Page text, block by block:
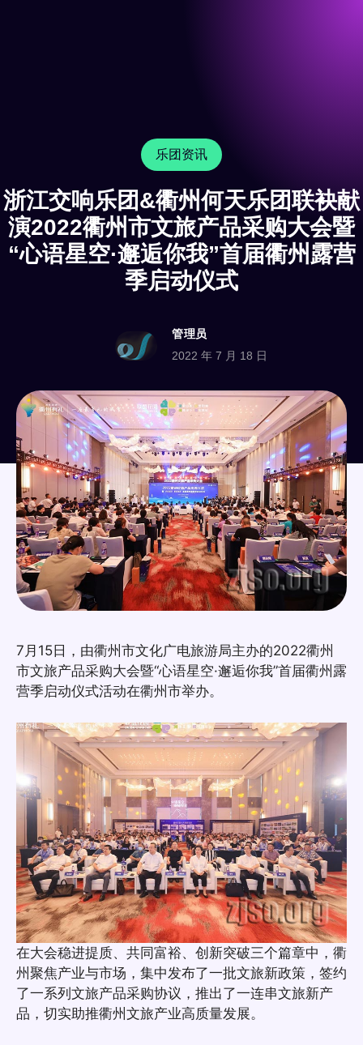
乐团资讯
浙江交响乐团&衢州何天乐团联袂献
演2022衢州市文旅产品采购大会暨
“心语星空·邂逅你我”首届衢州露营
季启动仪式
管理员
2022 年 7 月 18 日
7月15日，由衢州市文化广电旅游局主办的2022衢州
市文旅产品采购大会暨“心语星空·邂逅你我”首届衢州露
营季启动仪式活动在衢州市举办。
在大会稳进提质、共同富裕、创新突破三个篇章中，衢
州聚焦产业与市场，集中发布了一批文旅新政策，签约
了一系列文旅产品采购协议，推出了一连串文旅新产
品，切实助推衢州文旅产业高质量发展。